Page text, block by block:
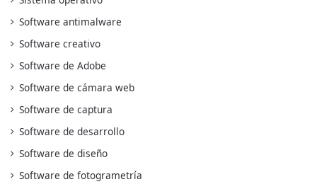
Software antimalware
Software creativo
Software de Adobe
Software de cámara web
Software de captura
Software de desarrollo
Software de diseño
Software de fotogrametría